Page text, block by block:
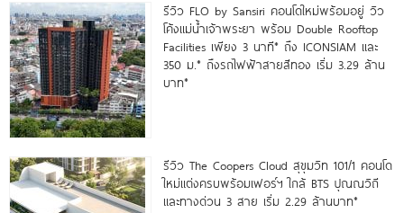
รีวิว FLO by Sansiri คอนโดใหม่พร้อมอยู่ วิว
โค้งแม่น้ำเจ้าพระยา พร้อม Double Rooftop
Facilities เพียง 3 นาที* ถึง ICONSIAM และ
350 ม.* ถึงรถไฟฟ้าสายสีทอง เริ่ม 3.29 ล้าน
บาท*
รีวิว The Coopers Cloud สุขุมวิท 101/1 คอนโด
ใหม่แต่งครบพร้อมเฟอร์ฯ ใกล้ BTS ปุณณวิถี
และทางด่วน 3 สาย เริ่ม 2.29 ล้านบาท*